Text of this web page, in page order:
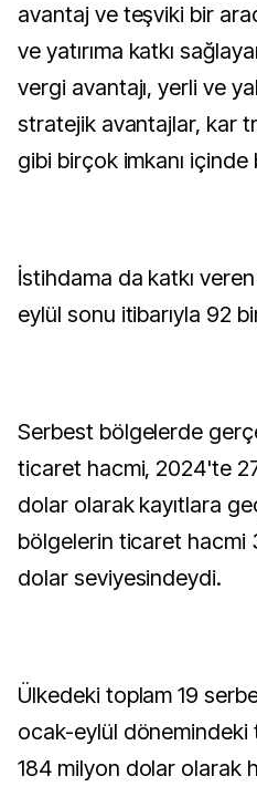
avantaj ve teşviki bir
ve yatırıma katkı
vergi avantajı, yerli ve
stratejik avantajlar, kar
gibi birçok imkanı içinde
İstihdama da katkı
eylül sonu itibarıyla 92
Serbest bölgelerde
ticaret hacmi, 2024'te
dolar olarak kayıtlara
bölgelerin ticaret hacmi
dolar seviyesindeydi.
Ülkedeki toplam 19
ocak-eylül dönemindeki
184 milyon dolar olarak